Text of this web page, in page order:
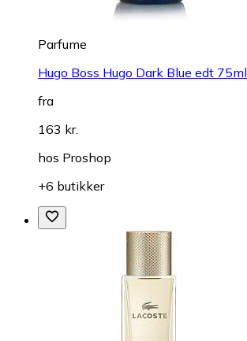
Parfume
Hugo Boss Hugo Dark Blue edt 75ml
fra
163 kr.
hos Proshop
+6 butikker